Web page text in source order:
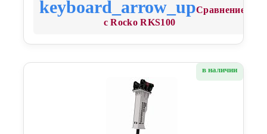
Сравнение
с Rocko RKS100
в наличии